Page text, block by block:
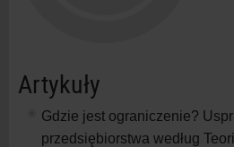
Artykuły
Gdzie jest ograniczenie?
przedsiębiorstwa według